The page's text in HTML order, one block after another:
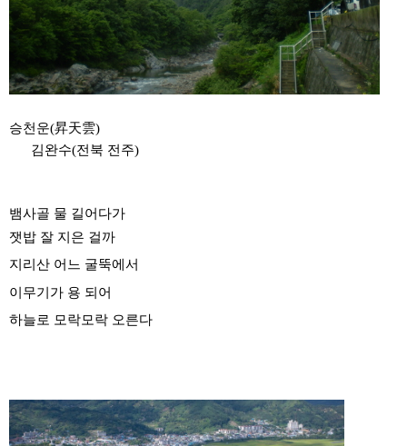
승천운(昇天雲)
김완수(전북 전주)
뱀사골 물 길어다가
잿밥 잘 지은 걸까
지리산 어느 굴뚝에서
이무기가 용 되어
하늘로 모락모락 오른다